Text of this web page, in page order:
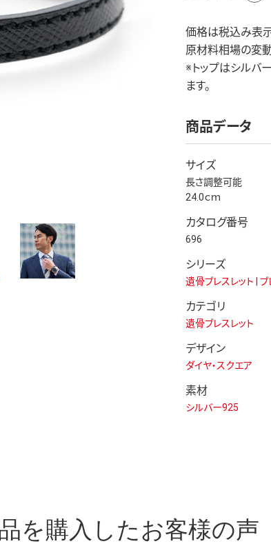
価格は税込み表
原材料相場の変
※トップはシルバ
ます。
商品データ
サイズ
長さ調整可能
24.0ｃｍ
カタログ番号
696
シリーズ
遺骨ブレスレット | ブ
カテゴリ
遺骨ブレスレット
デザイン
ダイヤ・スクエア
素材
シルバー925
を購入したお客様の声